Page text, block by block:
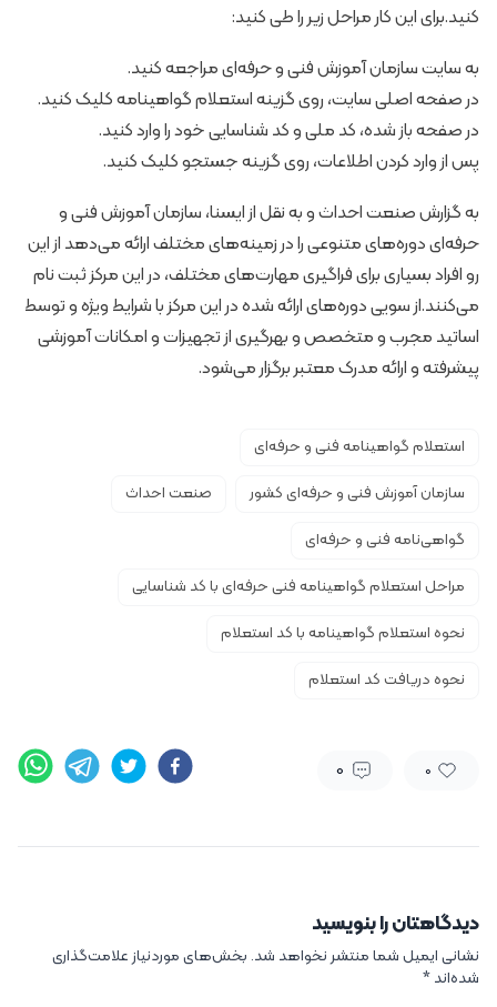
کنید.برای این کار مراحل زیر را طی کنید:
به سایت سازمان آموزش فنی و حرفه‌ای مراجعه کنید.
در صفحه اصلی سایت، روی گزینه استعلام گواهینامه کلیک کنید.
در صفحه باز شده، کد ملی و کد شناسایی خود را وارد کنید.
پس از وارد کردن اطلاعات، روی گزینه جستجو کلیک کنید.
به گزارش صنعت احداث و به نقل از ایسنا، سازمان آموزش فنی و
حرفه‌ای دوره‌های متنوعی را در زمینه‌های مختلف ارائه می‌دهد از این
رو افراد بسیاری برای فراگیری مهارت‌های مختلف، در این مرکز ثبت نام
می‌کنند.از سویی دوره‌های ارائه شده در این مرکز با شرایط ویژه و توسط
اساتید مجرب و متخصص و بهرگیری از تجهیزات و امکانات آموزشی
پیشرفته و ارائه مدرک معتبر برگزار می‌شود.
استعلام گواهینامه فنی و حرفه‌ای
سازمان آموزش فنی و حرفه‌ای کشور
صنعت احداث
گواهی‌نامه فنی و حرفه‌ای
مراحل استعلام گواهینامه فنی حرفه‌ای با کد شناسایی
نحوه استعلام گواهینامه با کد استعلام
نحوه دریافت کد استعلام
0
0
دیدگاهتان را بنویسید
نشانی ایمیل شما منتشر نخواهد شد. بخش‌های موردنیاز علامت‌گذاری
شده‌اند*